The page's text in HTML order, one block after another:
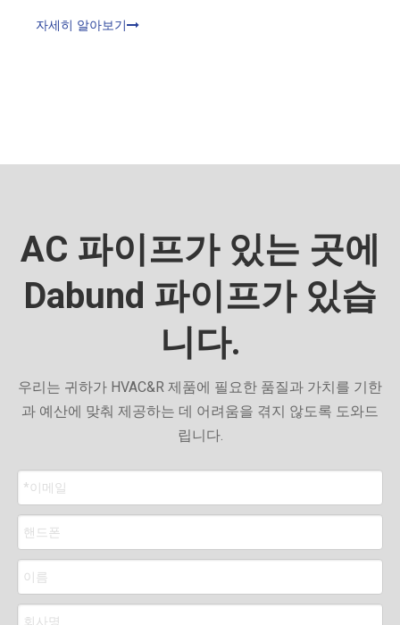
자세히 알아보기
AC 파이프가 있는 곳에
Dabund 파이프가 있습
니다.
우리는 귀하가 HVAC&R 제품에 필요한 품질과 가치를 기한
과 예산에 맞춰 제공하는 데 어려움을 겪지 않도록 도와드
립니다.